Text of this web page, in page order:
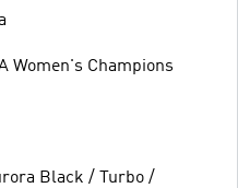
Women's Champions
Black / Turbo /